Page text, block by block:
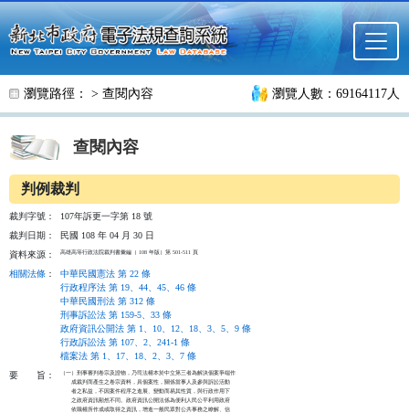
跳至主要內容
瀏覽路徑： > 查閱內容 瀏覽人數：69164117人
查閱內容
判例裁判
裁判字號：
107年訴更一字第 18 號
裁判日期：
民國 108 年 04 月 30 日
資料來源：
高雄高等行政法院裁判書彙編（ 108 年版）第 501-511 頁
相關法條 ：
中華民國憲法 第 22 條
行政程序法 第 19、44、45、46 條
中華民國刑法 第 312 條
刑事訴訟法 第 159-5、33 條
政府資訊公開法 第 1、10、12、18、3、5、9 條
行政訴訟法 第 107、2、241-1 條
檔案法 第 1、17、18、2、3、7 條
要
旨：
（一）刑事審判卷宗及證物，乃司法權本於中立第三者為解決個案爭端作
      成裁判而產生之卷宗資料，具個案性，關係當事人及參與訴訟活動
      者之私益，不因案件程序之進展、變動而易其性質，與行政作用下
      之政府資訊顯然不同。政府資訊公開法係為便利人民公平利用政府
      依職權所作成或取得之資訊，增進一般民眾對公共事務之瞭解、信